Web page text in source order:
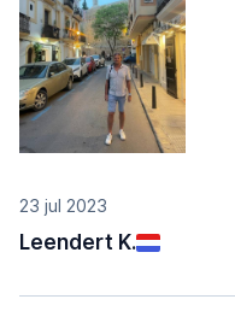
23 jul 2023
Leendert K.